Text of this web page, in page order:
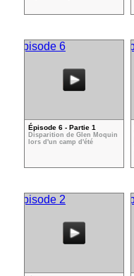
Épisode 6 - Partie 1
Disparition de Glen Moquin
lors d'un camp d'été